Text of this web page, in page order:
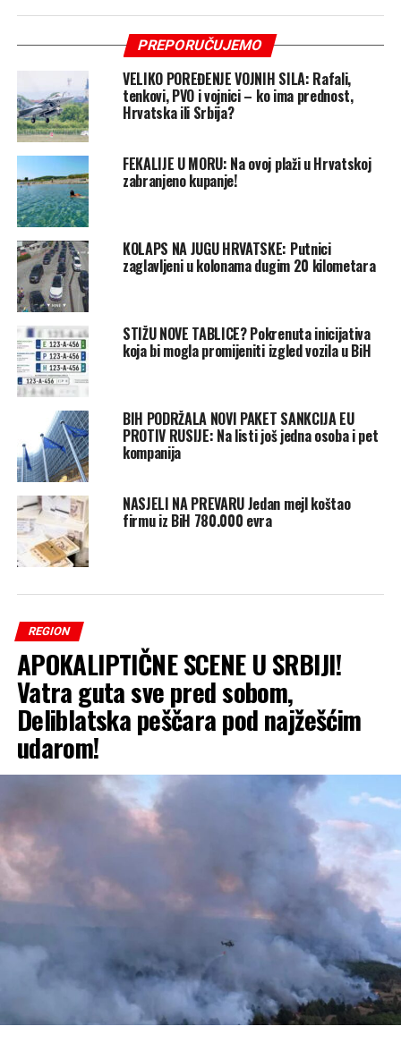
PREPORUČUJEMO
VELIKO POREĐENJE VOJNIH SILA: Rafali,
tenkovi, PVO i vojnici – ko ima prednost,
Hrvatska ili Srbija?
FEKALIJE U MORU: Na ovoj plaži u Hrvatskoj
zabranjeno kupanje!
KOLAPS NA JUGU HRVATSKE: Putnici
zaglavljeni u kolonama dugim 20 kilometara
STIŽU NOVE TABLICE? Pokrenuta inicijativa
koja bi mogla promijeniti izgled vozila u BiH
BIH PODRŽALA NOVI PAKET SANKCIJA EU
PROTIV RUSIJE: Na listi još jedna osoba i pet
kompanija
NASJELI NA PREVARU Jedan mejl koštao
firmu iz BiH 780.000 evra
REGION
APOKALIPTIČNE SCENE U SRBIJI!
Vatra guta sve pred sobom,
Deliblatska peščara pod najžešćim
udarom!